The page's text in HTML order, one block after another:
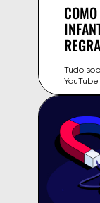
Tudo
de